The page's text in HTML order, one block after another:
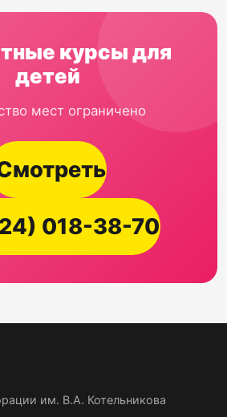
курсы для
детей
мест ограничено
018-38-70
им. В.А. Котельникова